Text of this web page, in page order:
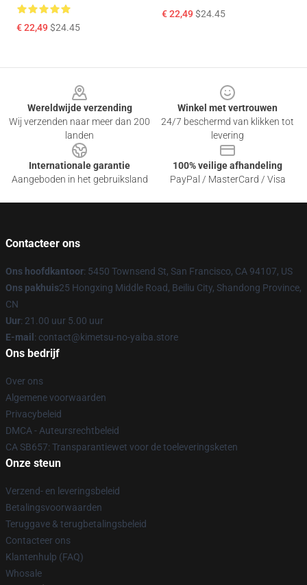
€ 22,49$24.45
€ 22,49$24.45
Wereldwijde verzending
Wij verzenden naar meer dan 200
landen
Winkel met vertrouwen
24/7 beschermd van klikken tot
levering
Internationale garantie
Aangeboden in het gebruiksland
100% veilige afhandeling
PayPal / MasterCard / Visa
Contacteer ons
Ons hoofdkantoor: 5450 Townsend St, San Francisco, CA 94107, US
Ons pakhuis25 Hongxing Middle Road, Beiliu City, Shandong Province,
CN
Uur: 21.00 uur 5.00 uur
E-mail : contact@kimetsu-no-yaiba.store
Ons bedrijf
Over ons
Algemene voorwaarden
Privacybeleid
DMCA - Auteursrechtbeleid
CA SB657: Transparantiewet voor de toeleveringsketen
Onze steun
Verzend- en leveringsbeleid
Betalingsvoorwaarden
Teruggave & terugbetalingsbeleid
Contacteer ons
Klantenhulp (FAQ)
Whosale